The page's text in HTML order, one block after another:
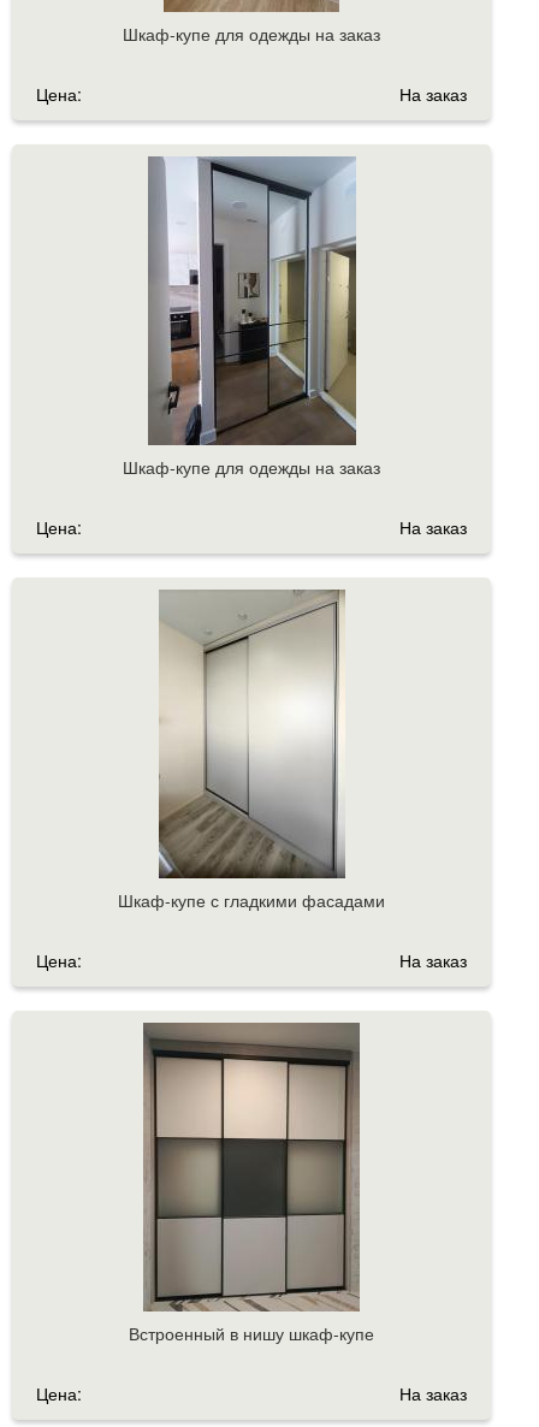
Шкаф-купе для одежды на заказ
Цена: На заказ
Шкаф-купе для одежды на заказ
Цена: На заказ
Шкаф-купе с гладкими фасадами
Цена: На заказ
Встроенный в нишу шкаф-купе
Цена: На заказ